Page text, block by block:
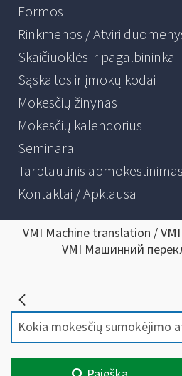
Formos
Rinkmenos / Atviri
Skaičiuoklės ir pagalbininkai
Sąskaitos ir įmokų kodai
Mokesčių žinynas
Mokesčių kalendorius
Seminarai
Tarptautinis apmokestinimas
Kontaktai / Apklausa
VMI Machine translation /
VMI Машинний